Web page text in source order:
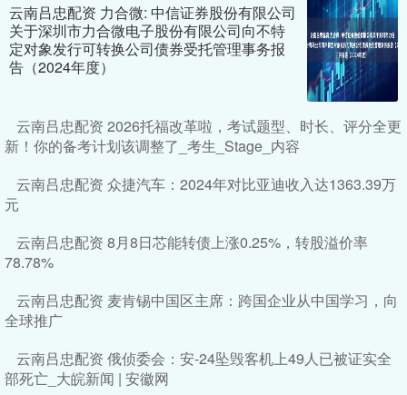
云南吕忠配资 力合微: 中信证券股份有限公司
关于深圳市力合微电子股份有限公司向不特
定对象发行可转换公司债券受托管理事务报
告（2024年度）
云南吕忠配资 2026托福改革啦，考试题型、时长、评分全更
新！你的备考计划该调整了_考生_Stage_内容
云南吕忠配资 众捷汽车：2024年对比亚迪收入达1363.39万
元
云南吕忠配资 8月8日芯能转债上涨0.25%，转股溢价率
78.78%
云南吕忠配资 麦肯锡中国区主席：跨国企业从中国学习，向
全球推广
云南吕忠配资 俄侦委会：安-24坠毁客机上49人已被证实全
部死亡_大皖新闻 | 安徽网